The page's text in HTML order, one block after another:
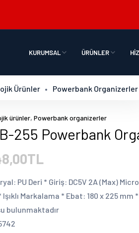
KURUMSAL ÜRÜNLER
Ürünler Powerbank Organizerler
ürünler, Powerbank organizerler
255 Powerbank
PU Deri * Giriş: DC5V 2A (Max) Micro
Işıklı Markalama * Ebat: 180 x 225
bulunmaktadır